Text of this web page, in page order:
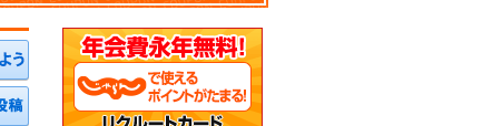
稿する写真を投稿する